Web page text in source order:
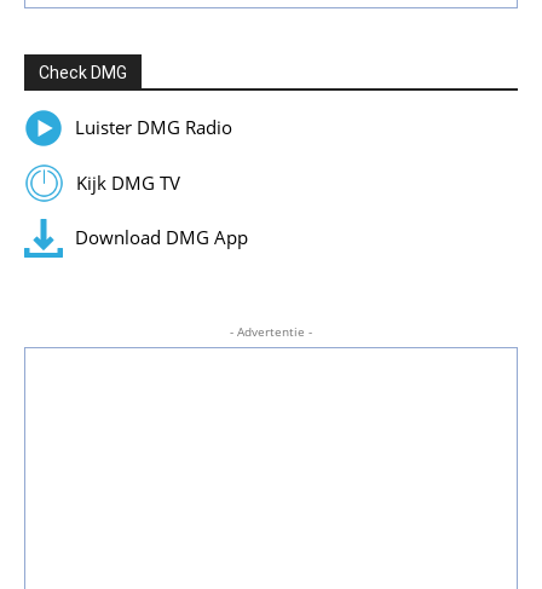
Check DMG
Luister DMG Radio
Kijk DMG TV
Download DMG App
- Advertentie -